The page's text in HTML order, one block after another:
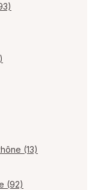
(13)
(92)